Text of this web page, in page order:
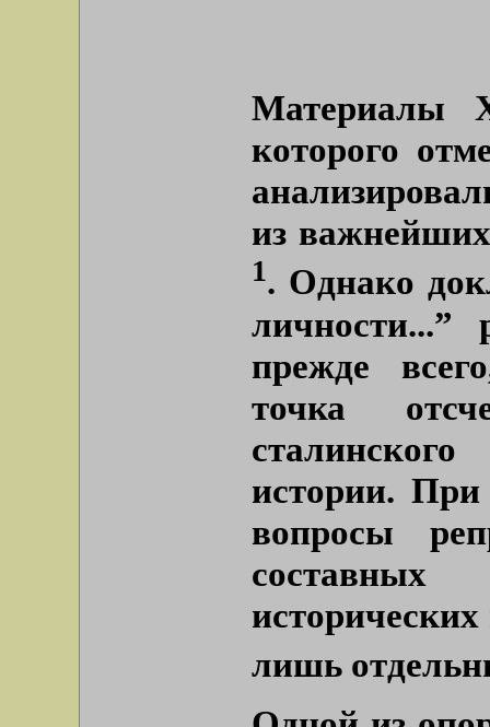
Материалы
которого
из важнейших
1. Однако
личности...”
прежде
точка
истории. При
вопросы
лишь